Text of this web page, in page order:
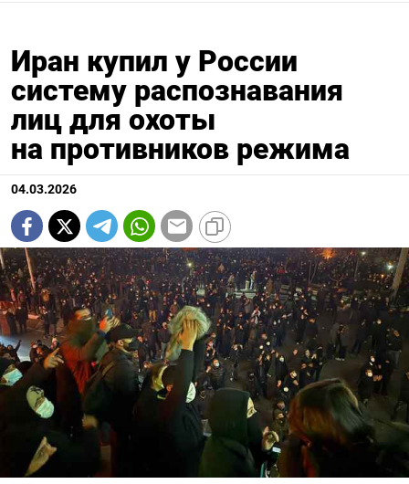
Иран купил у России
систему распознавания
лиц для охоты
на противников режима
04.03.2026